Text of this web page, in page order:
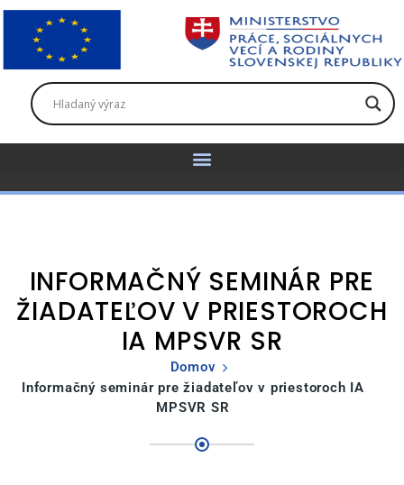
INFORMAČNÝ SEMINÁR PRE
ŽIADATEĽOV V PRIESTOROCH
IA MPSVR SR
Domov
Informačný seminár pre žiadateľov v priestoroch IA
MPSVR SR